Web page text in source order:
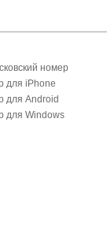
номер
для iPhone
для Android
для Windows